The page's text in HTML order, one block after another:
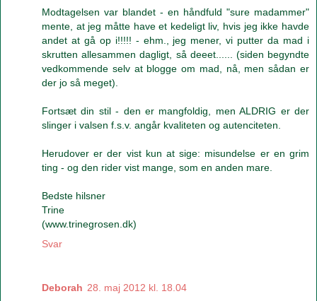
Modtagelsen var blandet - en håndfuld "sure madammer"
mente, at jeg måtte have et kedeligt liv, hvis jeg ikke havde
andet at gå op i!!!!! - ehm., jeg mener, vi putter da mad i
skrutten allesammen dagligt, så deeet...... (siden begyndte
vedkommende selv at blogge om mad, nå, men sådan er
der jo så meget).
Fortsæt din stil - den er mangfoldig, men ALDRIG er der
slinger i valsen f.s.v. angår kvaliteten og autenciteten.
Herudover er der vist kun at sige: misundelse er en grim
ting - og den rider vist mange, som en anden mare.
Bedste hilsner
Trine
(www.trinegrosen.dk)
Svar
Deborah 28. maj 2012 kl. 18.04